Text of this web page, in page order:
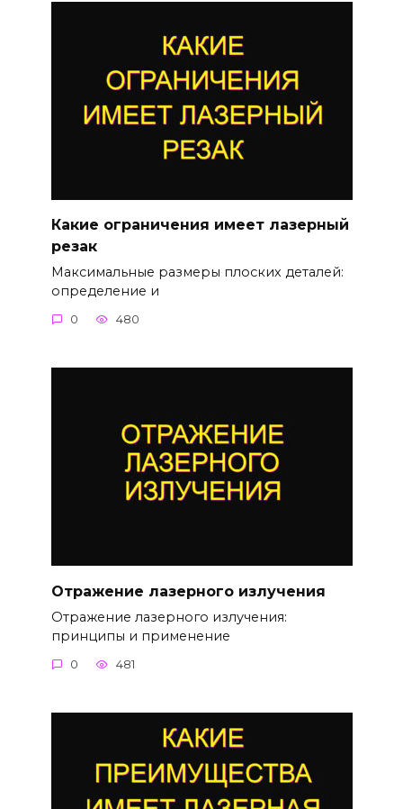
Какие ограничения имеет лазерный
резак
Максимальные размеры плоских деталей:
определение и
0 480
Отражение лазерного излучения
Отражение лазерного излучения:
принципы и применение
0 481